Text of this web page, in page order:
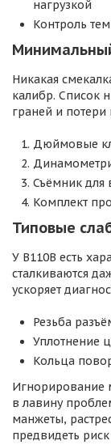
нагрузкой
Контроль
Никакая
калибр. Список
граней и
Дюймовые
Съёмник для
Комплект
Типовые
У B110B есть
сталкиваются
ускоряет
Резьба
Уплотнение
Кольца
Игнорирование
в лавину
манжеты,
предвидеть